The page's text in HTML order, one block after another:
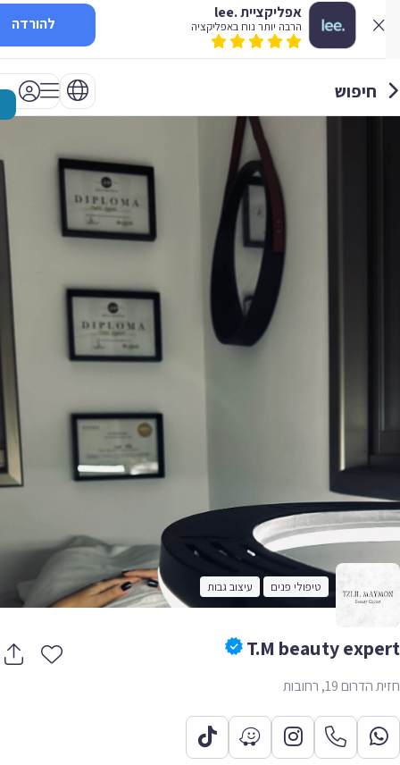
אפליקציית .lee
הרבה יותר נוח באפליקציה להורדה
חיפוש
טיפולי פנים עיצוב גבות
T.M beauty
19, רחובות